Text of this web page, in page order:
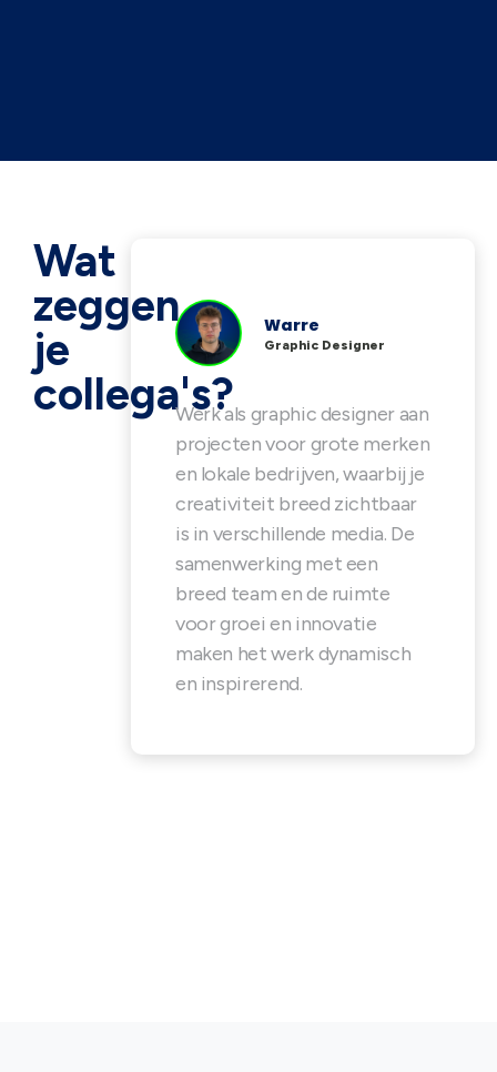
Wat
zeggen
je
collega's?
Warre
Graphic Designer
Werk als graphic designer aan
projecten voor grote merken
en lokale bedrijven, waarbij je
creativiteit breed zichtbaar
is in verschillende media. De
samenwerking met een
breed team en de ruimte
voor groei en innovatie
maken het werk dynamisch
en inspirerend.